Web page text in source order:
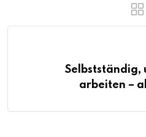
Selbstständig,
arbeiten –